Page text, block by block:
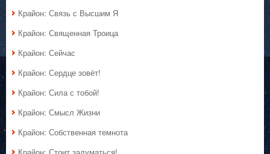
Крайон: Связь с Высшим Я
Крайон: Священная Троица
Крайон: Сейчас
Крайон: Сердце зовёт!
Крайон: Сила с тобой!
Крайон: Смысл Жизни
Крайон: Собственная темнота